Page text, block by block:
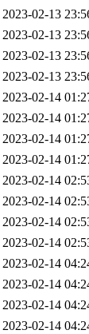
2023-02-13
2023-02-13
2023-02-13
2023-02-13
2023-02-14
2023-02-14
2023-02-14
2023-02-14
2023-02-14
2023-02-14
2023-02-14
2023-02-14
2023-02-14
2023-02-14
2023-02-14
2023-02-14